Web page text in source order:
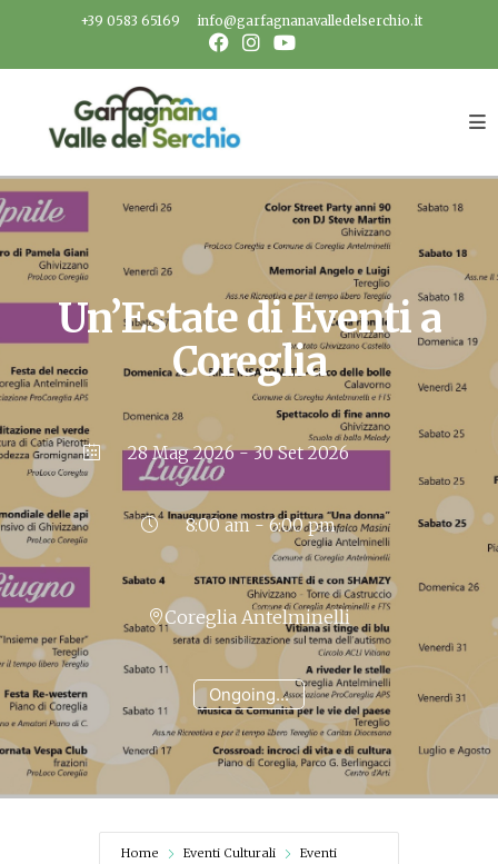
+39 0583 65169 info@garfagnanavalledelserchio.it
Un’Estate di Eventi a
Coreglia
28 Mag 2026- 30 Set 2026
Ongoing...
8:00 am - 6:00 pm
Coreglia Antelminelli
Home Eventi Culturali
Eventi